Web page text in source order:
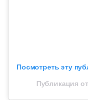
Посмотреть эту
Публикация